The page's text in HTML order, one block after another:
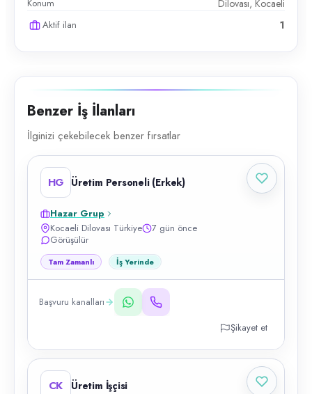
Konum Dilovası, Kocaeli
Aktif ilan 1
Benzer İş İlanları
İlginizi çekebilecek benzer fırsatlar
HG Üretim Personeli (Erkek)
Hazar Grup
Kocaeli Dilovası Türkiye
7 gün önce
Görüşülür
Tam Zamanlı İş Yerinde
Başvuru kanalları
Şikayet et
CK Üretim İşçisi